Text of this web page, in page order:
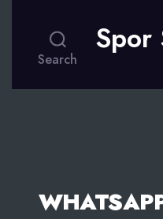
Search
Spor